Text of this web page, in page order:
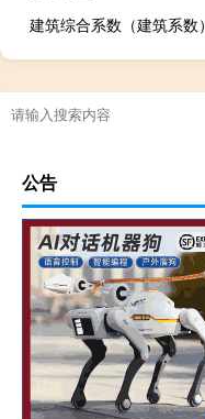
建筑综合系数（建筑系数）
公告